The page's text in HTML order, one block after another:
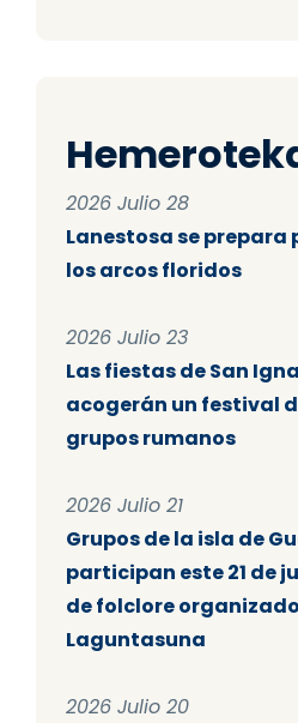
2026 Julio 28
Lanestosa se prepara
los arcos floridos
2026 Julio 23
Las fiestas de San
acogerán un festival
grupos rumanos
2026 Julio 21
Grupos de la isla de
participan este 21 de
de folclore
Laguntasuna
2026 Julio 20